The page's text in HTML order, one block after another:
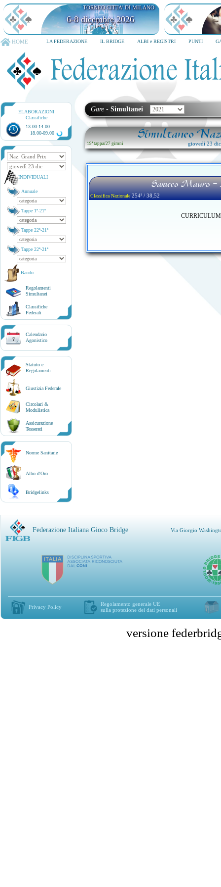
TORNEO CITTA' DI MILANO
6-8 dicembre 2026
HOME LA FEDERAZIONE IL BRIDGE ALBI e REGISTRI PUNTI
ELABORAZIONI
Classifiche
13.00-14.00
18.00-09.00
INDIVIDUALI
Annuale
Tappe 1ª-21ª
Tappe 22ª-21ª
Tappe 22ª-21ª
Bando
Regolamenti
Simultanei
Classifiche
Federali
7
Calendario
Agonistico
Statuto e
Regolamenti
Giustizia Federale
Circolari &
Modulistica
Assicurazione
Tesserati
Norme Sanitarie
Albo d'Oro
Bridgelinks
Gare - Simultanei
Simultaneo
19ª tappa/27 gironi giovedì 23
Saracco Mauro
Classifica Nazionale254ª / 38,52
CURRICULUM
Federazione Italiana Gioco Bridge Via Giorgio
Privacy Policy
Regolamento generale UE
sulla protezione dei dati personali
versione